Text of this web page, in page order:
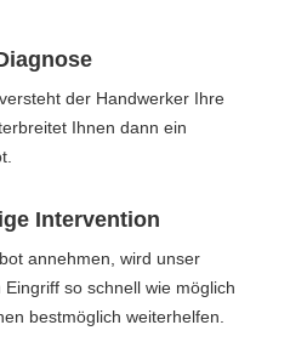
der Handwerker Ihre
Ihnen dann ein
Intervention
annehmen, wird unser
so schnell wie möglich
bestmöglich weiterhelfen.